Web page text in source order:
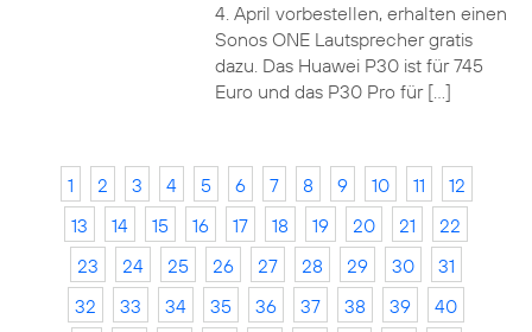
4. April vorbestellen, erhalten einen
Sonos ONE Lautsprecher gratis
dazu. Das Huawei P30 ist für 745
Euro und das P30 Pro für […]
1 2 3 4 5 6 7 8 9 10 11
12
13
14 15 16 17 18 19 20 21
22
23
24 25 26 27 28 29 30
31
32
33 34 35 36 37 38 39
40